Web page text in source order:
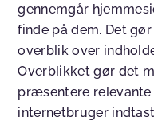
gennemgår
finde på dem. Det
overblik over
Overblikket gør det
præsentere relevante
internetbruger